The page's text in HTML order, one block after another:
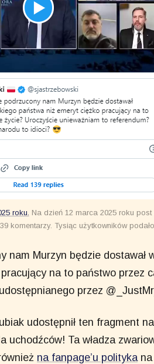
roku. Na dzień 12 marca 2025 roku post
komentarzy. Tysiąc użytkowników
nam Murzyn będzie dostawał
na to państwo przez
przez
udostępnił ten fragment
uchodźców! Ta władza
na fanpage’u politykana